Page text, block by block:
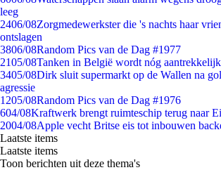
leeg
2406/08Zorgmedewerkster die 's nachts haar
ontslagen
3806/08Random Pics van de Dag #1977
2105/08Tanken in België wordt nóg
3405/08Dirk sluit supermarkt op de Wallen na
agressie
1205/08Random Pics van de Dag #1976
604/08Kraftwerk brengt ruimteschip terug naar
2004/08Apple vecht Britse eis tot inbouwen
Laatste items
Laatste items
Toon berichten uit deze thema's